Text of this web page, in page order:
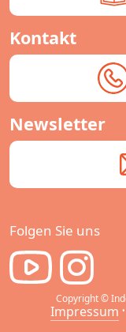
Kontakt
Newsletter
Folgen Sie uns
Copyright ©
Impressum